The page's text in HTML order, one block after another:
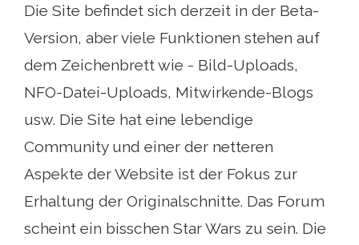
Die Site befindet sich derzeit in der Beta-
Version, aber viele Funktionen stehen auf
dem Zeichenbrett wie - Bild-Uploads,
NFO-Datei-Uploads, Mitwirkende-Blogs
usw. Die Site hat eine lebendige
Community und einer der netteren
Aspekte der Website ist der Fokus zur
Erhaltung der Originalschnitte. Das Forum
scheint ein bisschen Star Wars zu sein. Die